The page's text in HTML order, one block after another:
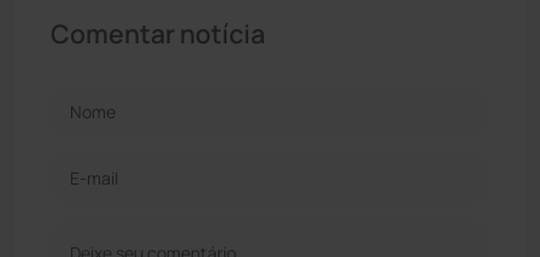
Comentar notícia